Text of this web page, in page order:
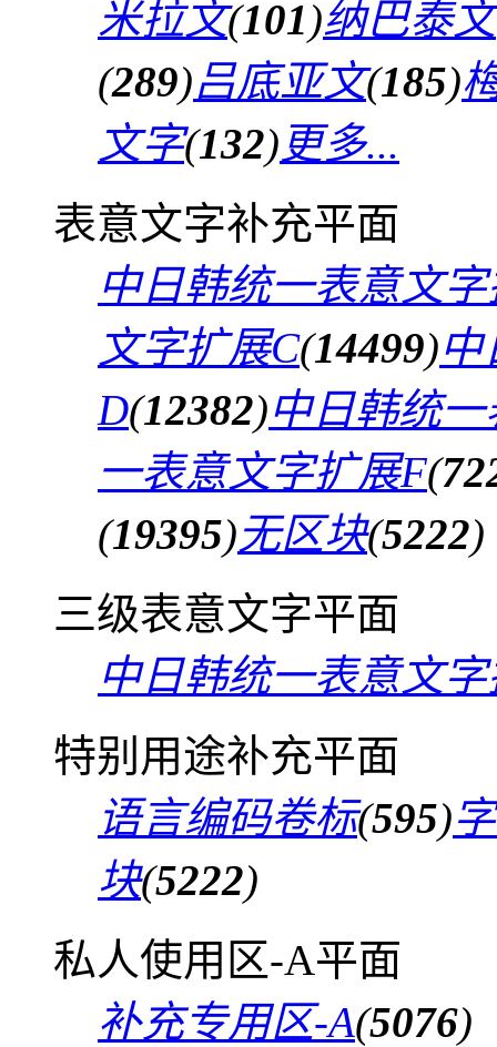
米拉文(101)纳巴泰文
(289)吕底亚文(185)
文字(132) 更多...
表意文字补充平面
中日韩统一表意文
文字扩展C(14499)
D(12382)中日韩统
一表意文字扩展F(
(19395)无区块(5222)
三级表意文字平面
中日韩统一表意文
特别用途补充平面
语言编码卷标(595)
块(5222)
私人使用区-A平面
补充专用区-A(5076)